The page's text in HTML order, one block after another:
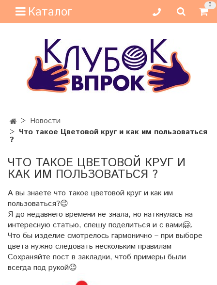
Каталог 0
Новости
Что такое Цветовой круг и как им пользоваться
?
ЧТО ТАКОЕ ЦВЕТОВОЙ КРУГ И
КАК ИМ ПОЛЬЗОВАТЬСЯ ?
А вы знаете что такое цветовой круг и как им
пользоваться?😉
Я до недавнего времени не знала, но наткнулась на
интересную статью, спешу поделиться и с вами🤗.
Что бы изделие смотрелось гармонично – при выборе
цвета нужно следовать нескольким правилам
Сохраняйте пост в закладки, чтоб примеры были
всегда под рукой😉